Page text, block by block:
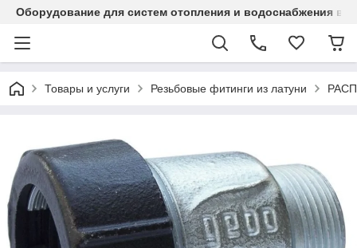
Оборудование для систем отопления и водоснабжения в
Товары и услуги Резьбовые фитинги из латуни